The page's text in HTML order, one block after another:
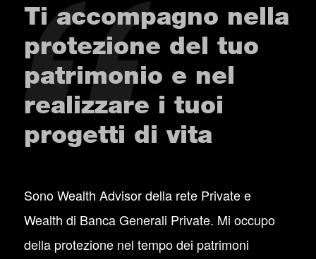
Ti accompagno nella
protezione del tuo
patrimonio e nel
realizzare i tuoi
progetti di vita
Sono Wealth Advisor della rete Private e
Wealth di Banca Generali Private. Mi occupo
della protezione nel tempo dei patrimoni